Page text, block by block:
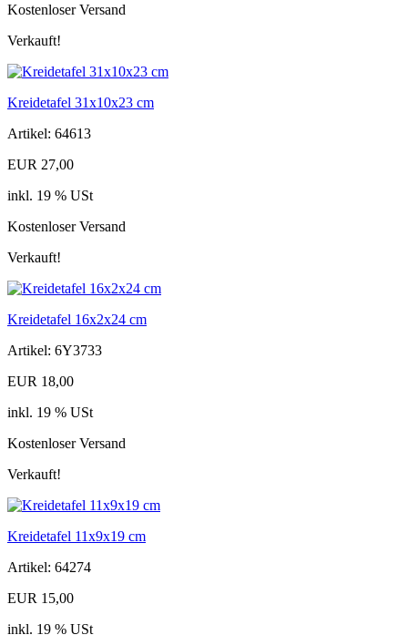
Kostenloser Versand
Verkauft!
Kreidetafel 31x10x23 cm
Artikel: 64613
EUR 27,00
inkl. 19 % USt
Kostenloser Versand
Verkauft!
Kreidetafel 16x2x24 cm
Artikel: 6Y3733
EUR 18,00
inkl. 19 % USt
Kostenloser Versand
Verkauft!
Kreidetafel 11x9x19 cm
Artikel: 64274
EUR 15,00
inkl. 19 % USt